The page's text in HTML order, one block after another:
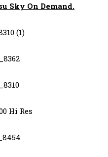
Sky On Demand.